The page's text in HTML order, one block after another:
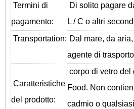
Termini di
pagamento:
Di solito pagare
L / C o altri
Transportation: Dal mare, da
agente di
Caratteristiche
del prodotto:
corpo di vetro del
Food. Non
cadmio o